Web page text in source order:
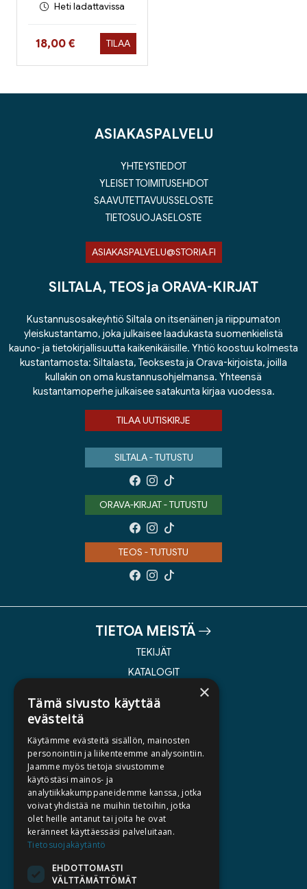
Heti ladattavissa
Hinta nyt
18,00 € TILAA
ASIAKASPALVELU
YHTEYSTIEDOT
YLEISET TOIMITUSEHDOT
SAAVUTETTAVUUSSELOSTE
TIETOSUOJASELOSTE
ASIAKASPALVELU@STORIA.FI
SILTALA, TEOS ja ORAVA-KIRJAT
Kustannusosakeyhtiö Siltala on itsenäinen ja riippumaton
yleiskustantamo, joka julkaisee laadukasta suomenkielistä
kauno- ja tietokirjallisuutta kaikenikäisille. Yhtiö koostuu kolmesta
kustantamosta: Siltalasta, Teoksesta ja Orava-kirjoista, joilla
kullakin on oma kustannusohjelmansa. Yhteensä
kustantamoperhe julkaisee satakunta kirjaa vuodessa.
TILAA UUTISKIRJE
SILTALA - TUTUSTU
ORAVA-KIRJAT - TUTUSTU
TEOS - TUTUSTU
TIETOA MEISTÄ
TEKIJÄT
KATALOGIT
KIRJA TILAUSTYÖNÄ
MEDIALLE
LASKUTUSOSOITTEET
SILTALA.FI
ENNAKKOTILATTAVAT
LAHJAKORTTI
×
Tämä sivusto käyttää
evästeitä
Käytämme evästeitä sisällön, mainosten
personointiin ja liikenteemme analysointiin.
Jaamme myös tietoja sivustomme
käytöstäsi mainos- ja
analytiikkakumppaneidemme kanssa, jotka
voivat yhdistää ne muihin tietoihin, jotka
olet heille antanut tai joita he ovat
keränneet käyttäessäsi palveluitaan.
Tietosuojakäytäntö
EHDOTTOMASTI
VÄLTTÄMÄTTÖMÄT